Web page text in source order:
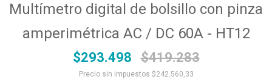
Multímetro digital de bolsillo con pinza
amperimétrica AC / DC 60A - HT12
$293.498 $419.283
Precio sin impuestos $242.560,33